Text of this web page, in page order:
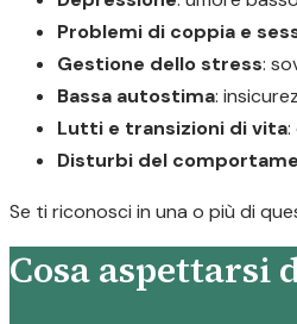
Problemi di coppia e
Gestione dello stress:
Bassa autostima:
Lutti e transizioni di vita:
Disturbi del
Se ti riconosci in una o più di
Cosa aspettarsi